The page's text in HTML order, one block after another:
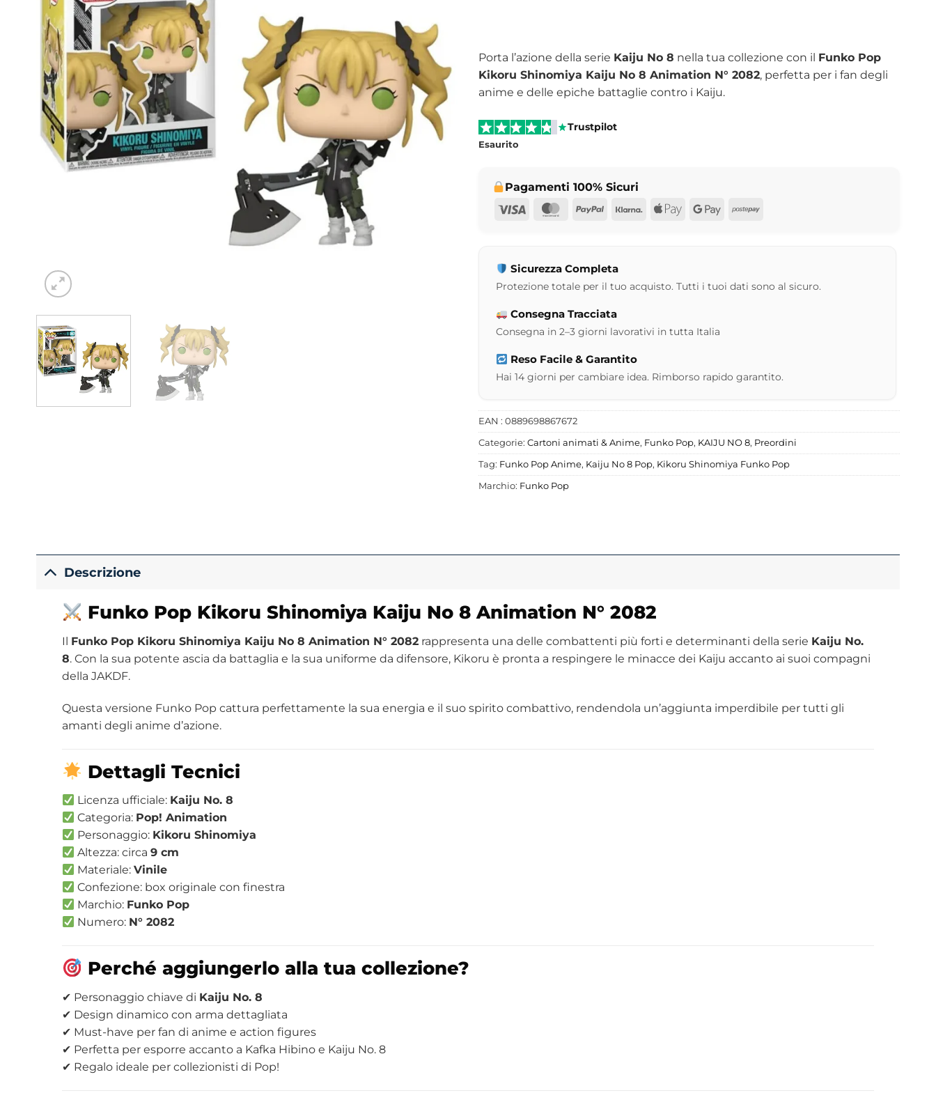
Porta l’azione della serie Kaiju No 8 nella tua collezione con il Funko Pop
Kikoru Shinomiya Kaiju No 8 Animation N° 2082, perfetta per i fan degli
anime e delle epiche battaglie contro i Kaiju.
Trustpilot
Esaurito
Pagamenti 100% Sicuri
Visa
MasterCard
PayPalKlarna Apple GooglePostepay
Sicurezza Completa
Protezione totale per il tuo acquisto. Tutti i tuoi dati sono al sicuro.
Consegna Tracciata
Consegna in 2–3 giorni lavorativi in tutta Italia
Reso Facile & Garantito
Hai 14 giorni per cambiare idea. Rimborso rapido garantito.
EAN : 0889698867672
Categorie: Cartoni animati & Anime, Funko Pop, KAIJU NO 8, Preordini
Tag: Funko Pop Anime, Kaiju No 8 Pop, Kikoru Shinomiya Funko Pop
Marchio: Funko Pop
Descrizione
FunkoPop Kikoru Shinomiya Kaiju No 8 Animation N° 2082
Il Funko Pop Kikoru Shinomiya Kaiju No 8 Animation N° 2082rappresenta una delle combattenti più forti e determinanti della serie Kaiju No.
8. Con la sua potente ascia da battaglia e la sua uniforme da difensore, Kikoru è pronta a respingere le minacce dei Kaiju accanto ai suoi compagni
della JAKDF.
Questa versione Funko Pop cattura perfettamente la sua energia e il suo spirito combattivo, rendendola un’aggiunta imperdibile per tutti gli
amanti degli anime d’azione.
Dettagli Tecnici
Licenza ufficiale: Kaiju No. 8
Categoria: Pop! Animation
Personaggio: Kikoru Shinomiya
Altezza: circa9 cm
Materiale:Vinile
Confezione: box originale con finestra
Marchio: Funko Pop
Numero: N° 2082
Perché aggiungerlo alla tua collezione?
✔ Personaggio chiave di Kaiju No. 8
✔ Design dinamico con arma dettagliata
✔ Must-have per fan di anime e action figures
✔ Perfetta per esporre accanto a Kafka Hibino e Kaiju No. 8
✔ Regalo ideale per collezionisti di Pop!